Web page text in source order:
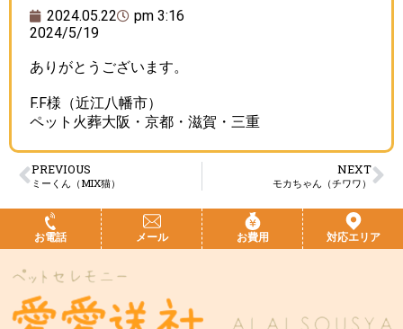
2024.05.22
pm 3:16
2024/5/19
ありがとうございます。
F.F様（近江八幡市）
ペット火葬大阪・京都・滋賀・三重
PREVIOUS
ミーくん（MIX猫）
NEXT
モカちゃん（チワワ）
お電話 メール お費用 対応エリア